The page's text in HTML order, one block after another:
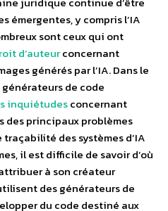
émergentes, y compris l’IA
sont ceux qui ont
d’auteurconcernant
générés par l’IA. Dans le
générateurs de code
inquiétudesconcernant
des principaux problèmes
des systèmes d’IA
il est difficile de savoir d’où
à son créateur
des générateurs de
du code destiné aux